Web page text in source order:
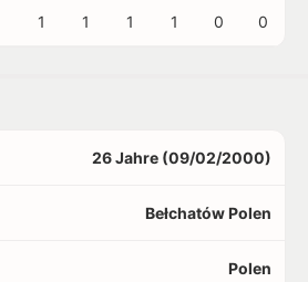
1 1 1 1 0 0
26 Jahre (09/02/2000)
Bełchatów Polen
Polen